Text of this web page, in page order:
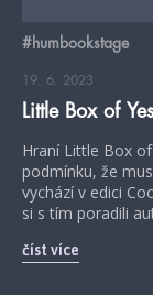
#humbookstage
19. 6. 2023
Little Box of
Hraní Little Box
podmínku, že
vychází v edici
si s tím poradili
číst více